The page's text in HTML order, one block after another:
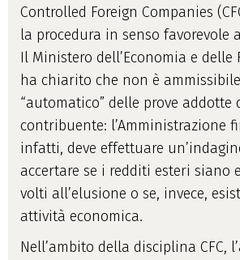
Controlled Foreign Companies
la procedura in senso favorevole
Il Ministero dell’Economia e delle
ha chiarito che non è
“automatico” delle prove addotte
contribuente: l’Amministrazione
infatti, deve effettuare
accertare se i redditi esteri siano
volti all’elusione o se, invece,
attività economica.
Nell’ambito della disciplina CFC,